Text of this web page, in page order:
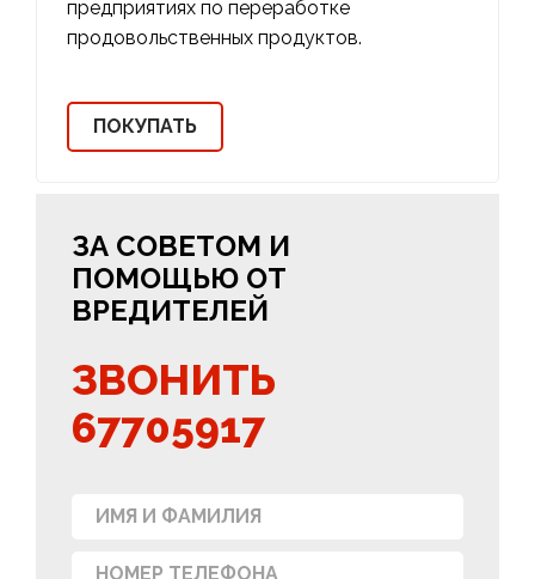
предприятиях по переработке
продовольственных продуктов.
ПОКУПАТЬ
ЗА СОВЕТОМ И
ПОМОЩЬЮ ОТ
ВРЕДИТЕЛЕЙ
ЗВОНИТЬ
67705917